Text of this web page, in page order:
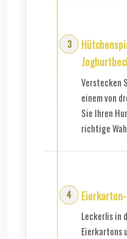
Verstecken
einem von
Sie Ihren
richtige
Leckerlis in
Eierkartons